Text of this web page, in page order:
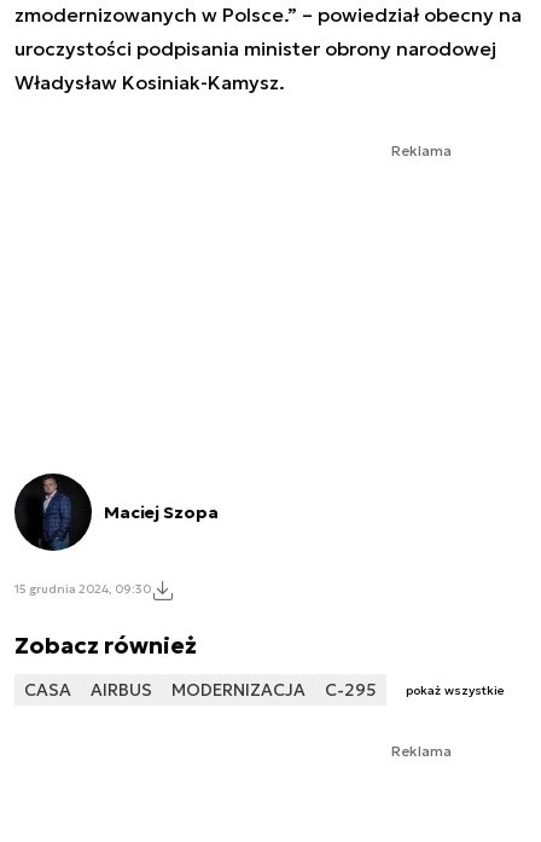
zmodernizowanych w Polsce.” – powiedział obecny na
uroczystości podpisania minister obrony narodowej
Władysław Kosiniak-Kamysz.
Reklama
Maciej Szopa
15 grudnia 2024, 09:30
Zobacz również
CASA AIRBUS MODERNIZACJA C-295 pokaż wszystkie
Reklama